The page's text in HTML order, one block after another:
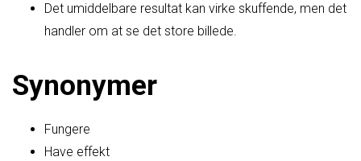
Det umiddelbare resultat kan virke skuffende, men det
handler om at se det store billede.
Synonymer
Fungere
Have effekt